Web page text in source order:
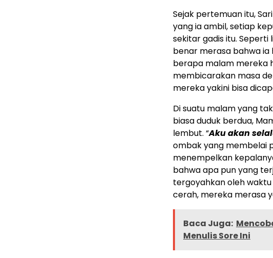
Sejak pertemuan itu,
yang ia ambil, setiap
sekitar gadis itu. Seperti
benar merasa bahwa ia
berapa malam mereka
membicarakan masa
mereka yakini bisa
Di suatu malam yang
biasa duduk berdua,
lembut. “Aku akan
ombak yang membelai
menempelkan
bahwa apa pun yang
tergoyahkan oleh
cerah, mereka merasa
Baca Juga:
Menulis Sore Ini